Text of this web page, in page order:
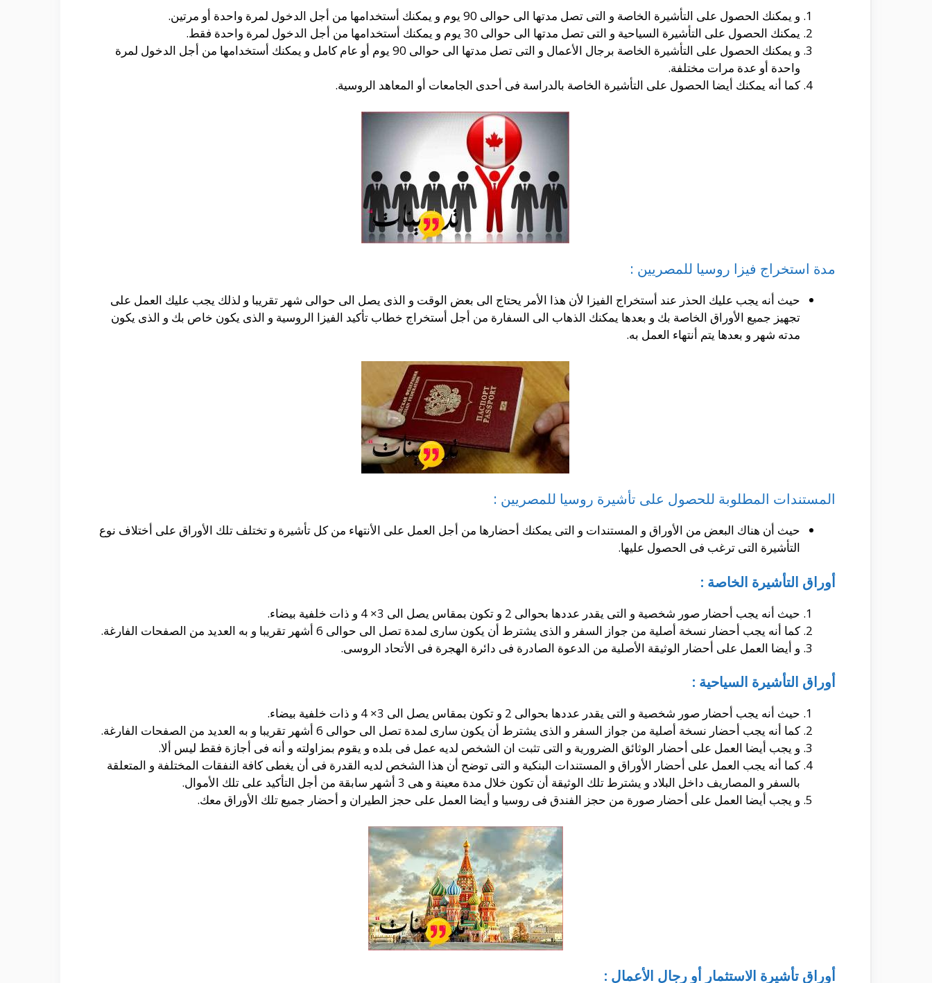
و يمكنك الحصول على التأشيرة الخاصة و التى تصل مدتها الى حوالى 90 يوم و يمكنك أستخدامها من أجل الدخول لمرة واحدة أو مرتين.
يمكنك الحصول على التأشيرة السياحية و التى تصل مدتها الى حوالى 30 يوم و يمكنك أستخدامها من أجل الدخول لمرة واحدة فقط.
و يمكنك الحصول على التأشيرة الخاصة برجال الأعمال و التى تصل مدتها الى حوالى 90 يوم أو عام كامل و يمكنك أستخدامها من أجل الدخول لمرة
واحدة أو عدة مرات مختلفة.
كما أنه يمكنك أيضا الحصول على التأشيرة الخاصة بالدراسة فى أحدى الجامعات أو المعاهد الروسية.
مدة استخراج فيزا روسيا للمصريين :
حيث أنه يجب عليك الحذر عند أستخراج الفيزا لأن هذا الأمر يحتاج الى بعض الوقت و الذى يصل الى حوالى شهر تقريبا و لذلك يجب عليك العمل على
تجهيز جميع الأوراق الخاصة بك و بعدها يمكنك الذهاب الى السفارة من أجل أستخراج خطاب تأكيد الفيزا الروسية و الذى يكون خاص بك و الذى يكون
مدته شهر و بعدها يتم أنتهاء العمل به.
المستندات المطلوبة للحصول على تأشيرة روسيا للمصريين :
حيث أن هناك البعض من الأوراق و المستندات و التى يمكنك أحضارها من أجل العمل على الأنتهاء من كل تأشيرة و تختلف تلك الأوراق على أختلاف نوع
التأشيرة التى ترغب فى الحصول عليها.
أوراق التأشيرة الخاصة :
حيث أنه يجب أحضار صور شخصية و التى يقدر عددها بحوالى 2 و تكون بمقاس يصل الى 3× 4 و ذات خلفية بيضاء.
كما أنه يجب أحضار نسخة أصلية من جواز السفر و الذى يشترط أن يكون سارى لمدة تصل الى حوالى 6 أشهر تقريبا و به العديد من الصفحات الفارغة.
و أيضا العمل على أحضار الوثيقة الأصلية من الدعوة الصادرة فى دائرة الهجرة فى الأتحاد الروسى.
أوراق التأشيرة السياحية :
حيث أنه يجب أحضار صور شخصية و التى يقدر عددها بحوالى 2 و تكون بمقاس يصل الى 3× 4 و ذات خلفية بيضاء.
كما أنه يجب أحضار نسخة أصلية من جواز السفر و الذى يشترط أن يكون سارى لمدة تصل الى حوالى 6 أشهر تقريبا و به العديد من الصفحات الفارغة.
و يجب أيضا العمل على أحضار الوثائق الضرورية و التى تثبت ان الشخص لديه عمل فى بلده و يقوم بمزاولته و أنه فى أجازة فقط ليس ألا.
كما أنه يجب العمل على أحضار الأوراق و المستندات البنكية و التى توضح أن هذا الشخص لديه القدرة فى أن يغطى كافة النفقات المختلفة و المتعلقة
بالسفر و المصاريف داخل البلاد و يشترط تلك الوثيقة أن تكون خلال مدة معينة و هى 3 أشهر سابقة من أجل التأكيد على تلك الأموال.
و يجب أيضا العمل على أحضار صورة من حجز الفندق فى روسيا و أيضا العمل على حجز الطيران و أحضار جميع تلك الأوراق معك.
أوراق تأشيرة الاستثمار أو رجال الأعمال :